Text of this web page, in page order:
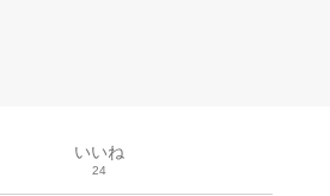
いいね
24